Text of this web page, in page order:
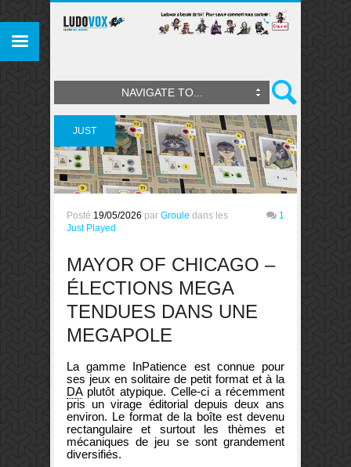
NAVIGATE TO...
JUST
PLAYED
Posté 19/05/2026 par Groule dans les
Just Played
1
MAYOR OF CHICAGO –
ÉLECTIONS MEGA
TENDUES DANS UNE
MEGAPOLE
La gamme InPatience est connue pour
ses jeux en solitaire de petit format et à la
DAplutôt atypique. Celle-ci a récemment
pris un virage éditorial depuis deux ans
environ. Le format de la boîte est devenu
rectangulaire et surtout les thèmes et
mécaniques de jeu se sont grandement
diversifiés.